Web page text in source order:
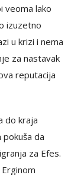
veoma lako
izuzetno
u krizi i nema
za nastavak
reputacija
do kraja
da
za Efes.